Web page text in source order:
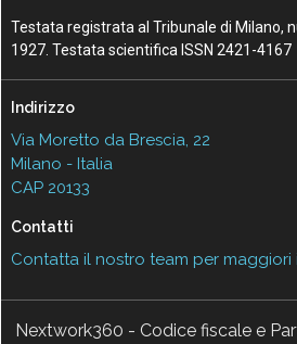
Testata registrata al Tribunale di Milano,
1927. Testata scientifica ISSN 2421-4167
Indirizzo
Via Moretto da Brescia, 22
Milano - Italia
CAP 20133
Contatti
Contatta il nostro team per maggiori
Nextwork360 - Codice fiscale e